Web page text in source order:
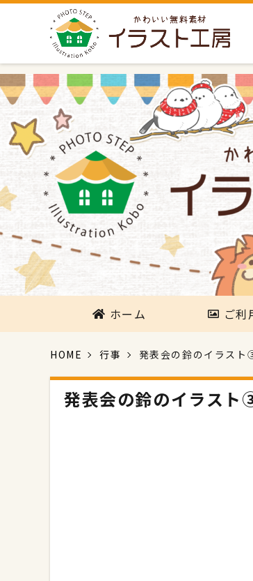
ホーム ご利
HOME 行事 発表会の鈴のイラス
発表会の鈴のイラスト